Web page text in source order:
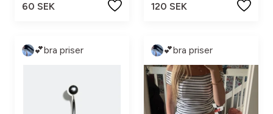
60 SEK
120 SEK
💕bra priser 💕bra priser